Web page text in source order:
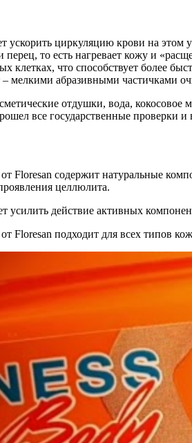
циркуляцию крови на этом
то есть нагревает кожу и
что способствует более
абразивными частичками
отдушки, вода,
все государственные проверки
Floresan содержит натуральные
целлюлита.
усилить действие активных
Floresan подходит для всех типов